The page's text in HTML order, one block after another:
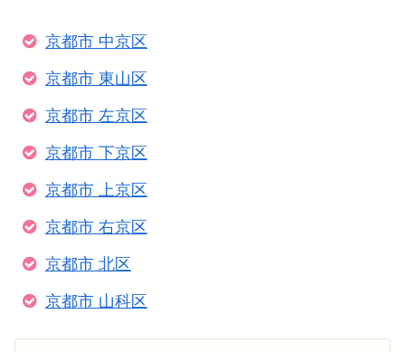
京都市 中京区
京都市 東山区
京都市 左京区
京都市 下京区
京都市 上京区
京都市 右京区
京都市 北区
京都市 山科区